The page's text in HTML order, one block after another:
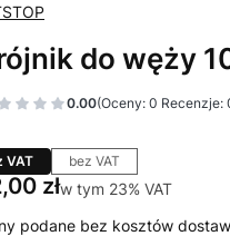
do węży
0.00(Oceny: 0 Recenzje:
VAT bez VAT
złw tym 23% VAT
w tym 23% VAT
podane bez kosztów